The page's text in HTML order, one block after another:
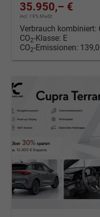
35.950,– €
incl. 19% MwSt.
Verbrauch kombiniert:
CO2-Klasse: E
CO2-Emissionen: